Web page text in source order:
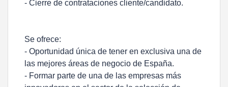
- Cierre de contrataciones cliente/candidato.
Se ofrece:
- Oportunidad única de tener en exclusiva una de
las mejores áreas de negocio de España.
- Formar parte de una de las empresas más